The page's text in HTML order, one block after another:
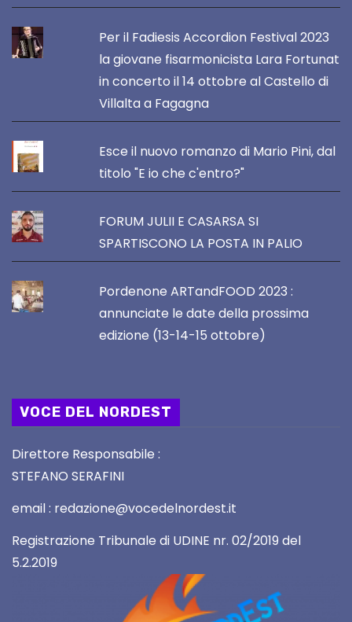
Per il Fadiesis Accordion Festival 2023
la giovane fisarmonicista Lara Fortunat
in concerto il 14 ottobre al Castello di
Villalta a Fagagna
Esce il nuovo romanzo di Mario Pini, dal
titolo "E io che c'entro?"
FORUM JULII E CASARSA SI
SPARTISCONO LA POSTA IN PALIO
Pordenone ARTandFOOD 2023 :
annunciate le date della prossima
edizione (13-14-15 ottobre)
VOCE DEL NORDEST
Direttore Responsabile :
STEFANO SERAFINI
email : redazione@vocedelnordest.it
Registrazione Tribunale di UDINE nr. 02/2019 del
5.2.2019